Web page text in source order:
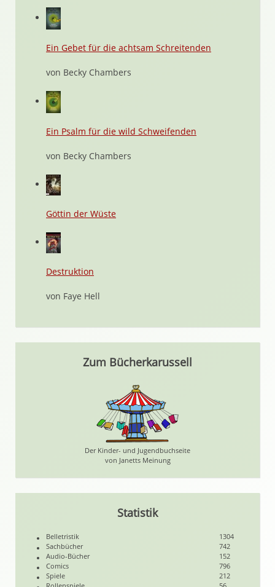
Ein Gebet für die achtsam Schreitenden
von Becky Chambers
Ein Psalm für die wild Schweifenden
von Becky Chambers
Göttin der Wüste
Destruktion
von Faye Hell
Zum Bücherkarussell
Der Kinder- und Jugendbuchseite
von Janetts Meinung
Statistik
Belletristik
1304
Sachbücher
742
Audio-Bücher
152
Comics
796
Spiele
212